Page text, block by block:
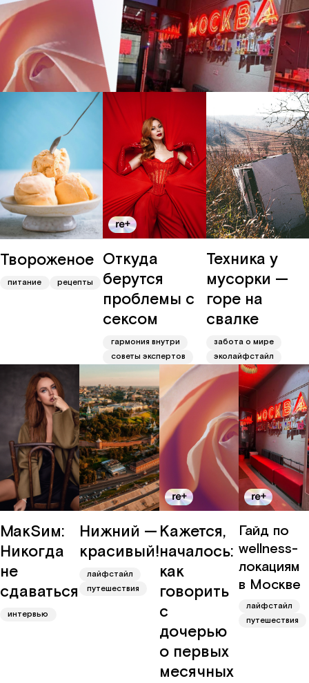
Твороженое
питание рецепты
Откуда
берутся
проблемы с
сексом
гармония внутри
советы экспертов
Техника у
мусорки —
горе на
свалке
забота о мире
эколайфстайл
МакSим:
Никогда
не
сдаваться
интервью
Нижний —
красивый!
лайфстайл
путешествия
Кажется,
началось:
как
говорить
с
дочерью
о первых
месячных
Гайд по
wellness-
локациям
в Москве
лайфстайл
путешествия